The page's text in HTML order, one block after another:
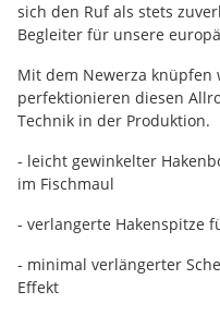
sich den Ruf als stets
Begleiter für unsere
Mit dem Newerza
perfektionieren diesen
Technik in der Produktion.
- leicht gewinkelter
im Fischmaul
- verlangerte Hakenspitze
- minimal verlängerter
Effekt